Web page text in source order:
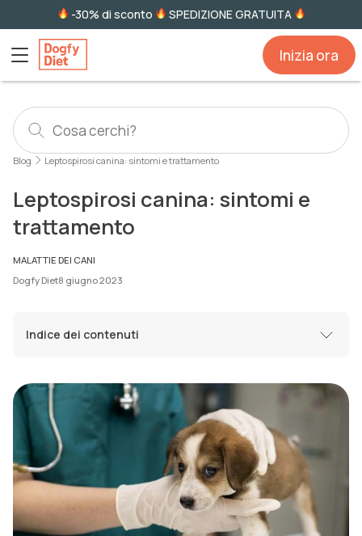
-30% di sconto SPEDIZIONE GRATUITA
Inizia ora
Blog Leptospirosi canina: sintomi e trattamento
Leptospirosi canina: sintomi e
trattamento
MALATTIE DEI CANI
Dogfy Diet8 giugno 2023
Indice dei contenuti